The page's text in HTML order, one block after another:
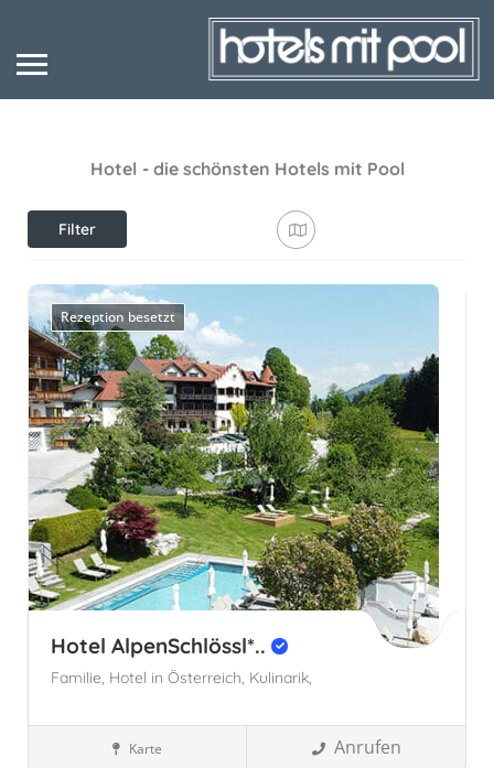
Hotel - die schönsten Hotels mit Pool
Filter
Rezeption besetzt
Hotel AlpenSchlössl*..
Familie, Hotel in Österreich, Kulinarik,
FamilienhotelsKarte Anrufen